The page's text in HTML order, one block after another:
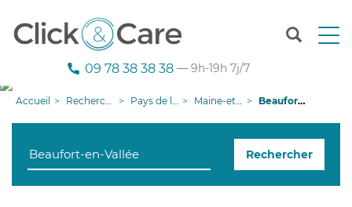
T
n
g
09 78 38 38 38 — 9h-19h 7j/7
Accueil Recherche aide à domicile Pays de la Loire Maine-et-Loire Beaufort-en-Vallée
Rechercher